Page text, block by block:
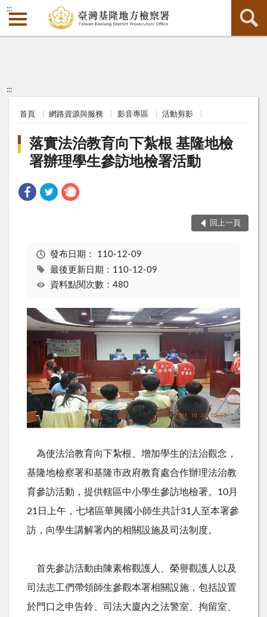
:::
:::
首頁 網路資源與服務 影音專區 活動剪影
落實法治教育向下紮根 基隆地檢
署辦理學生參訪地檢署活動
回上一頁
發布日期： 110-12-09
最後更新日期：110-12-09
資料點閱次數：480
為使法治教育向下紮根、增加學生的法治觀念，
基隆地檢察署和基隆市政府教育處合作辦理法治教
育參訪活動，提供轄區中小學生參訪地檢署。 10月
21 日上午，七堵區華興國小師生共計31 人至本署參
訪，向學生講解署內的相關設施及司法制度。
首先參訪活動由陳素榕觀護人、榮譽觀護人以及
司法志工們帶領師生參觀本署相關設施，包括設置
於門口之申告鈴、司法大廈內之法警室、拘留室、